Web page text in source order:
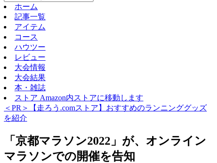
ホーム
記事一覧
アイテム
コース
ハウツー
レビュー
大会情報
大会結果
本・雑誌
ストア Amazon内ストアに移動します
＜PR＞【走ろう.comストア】おすすめのランニンググッズ
を紹介
「京都マラソン2022」が、オンライン
マラソンでの開催を告知